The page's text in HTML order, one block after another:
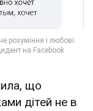
що
дітей не в